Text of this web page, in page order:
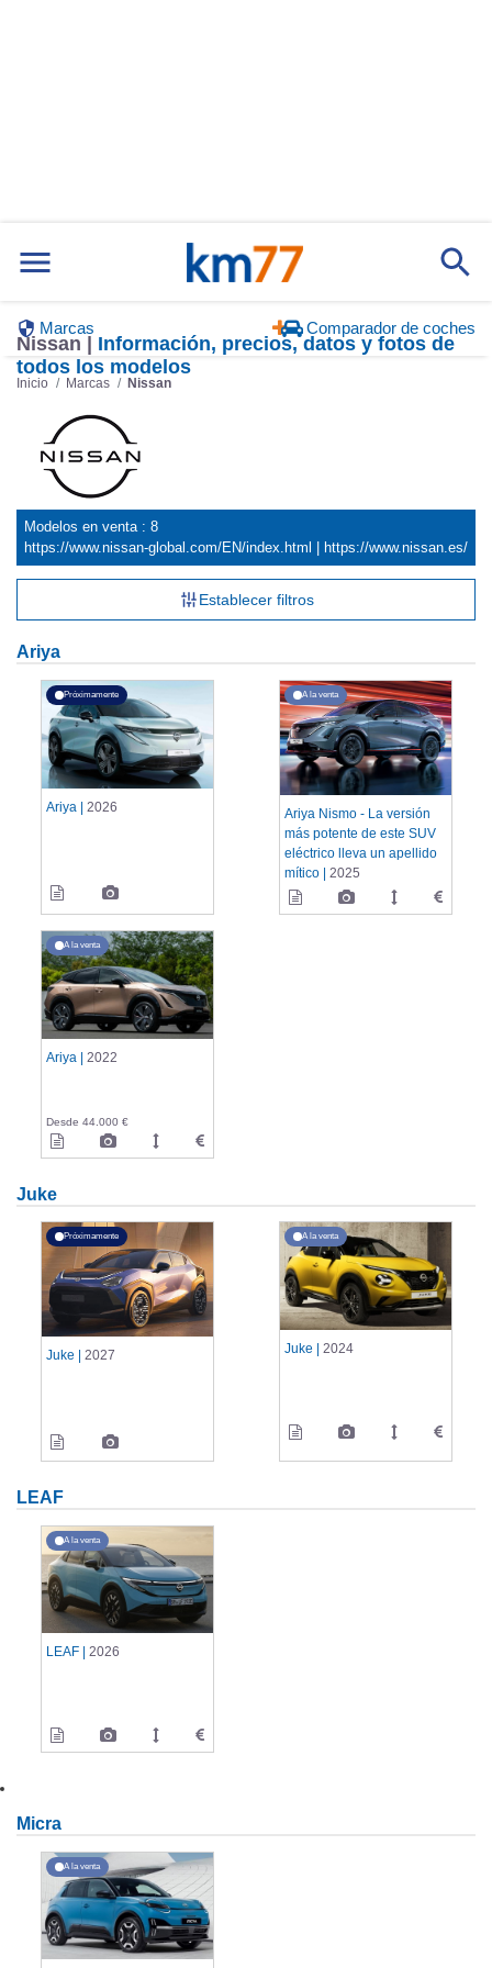
Marcas Comparador de coches
Inicio Marcas Nissan
Nissan | Información, precios, datos y fotos de
todos los modelos
Modelos en venta : 8
https://www.nissan-global.com/EN/index.html
https://www.nissan.es/
Establecer filtros
Ariya
Próximamente
Ariya | 2026
A la venta
Ariya Nismo - La versión
más potente de este SUV
eléctrico lleva un apellido
mítico | 2025
A la venta
Ariya | 2022
Desde 44.000 €
Juke
Próximamente
Juke | 2027
A la venta
Juke | 2024
LEAF
A la venta
LEAF | 2026
Micra
A la venta